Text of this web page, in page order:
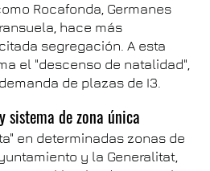
Rocafonda, Germanes
hace más
segregación. A esta
el "descenso de natalidad",
de plazas de I3.
sistema de zona única
en determinadas zonas de
y la Generalitat,